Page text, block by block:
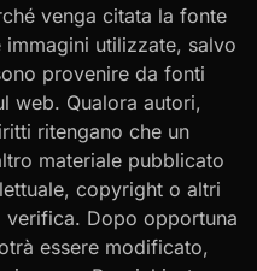
venga citata la fonte
utilizzate, salvo
provenire da fonti
web. Qualora autori,
ritengano che un
materiale pubblicato
copyright o altri
Dopo opportuna
essere modificato,